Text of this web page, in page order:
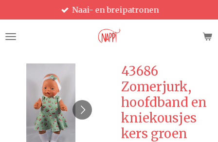
direct
naar
Naai- en breipatronen
43686
Zomerjurk,
hoofdband en
kniekousjes
kers groen